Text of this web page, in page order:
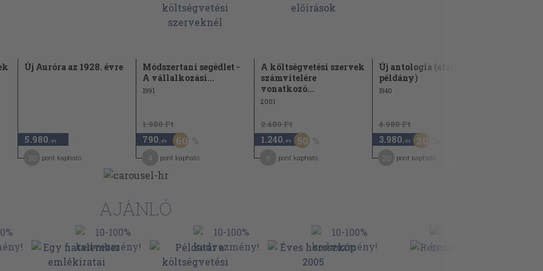
Új Auróra az 1928. évre
5.980 ,-Ft
pont kapható
Módszertani segédlet -
A vállalkozási...
1991
1.980 Ft
790 ,-Ft 60
pont kapható
A költségvetési szervek
számvitelére
vonatkozó...
2001
2.480 Ft
1.240 ,-Ft 50
pont kapható
Új antologia (aláírt
példány)
1940
4.980 Ft
3.980 ,-Ft 20
pont kapható
AJÁNLÓ